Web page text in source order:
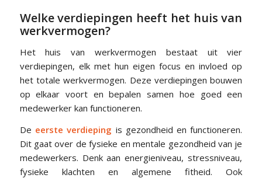
Welke verdiepingen heeft het huis van
werkvermogen?
Het huis van werkvermogen bestaat uit vier
verdiepingen, elk met hun eigen focus en invloed op
het totale werkvermogen. Deze verdiepingen bouwen
op elkaar voort en bepalen samen hoe goed een
medewerker kan functioneren.
De eerste verdieping is gezondheid en functioneren.
Dit gaat over de fysieke en mentale gezondheid van je
medewerkers. Denk aan energieniveau, stressniveau,
fysieke klachten en algemene fitheid. Ook